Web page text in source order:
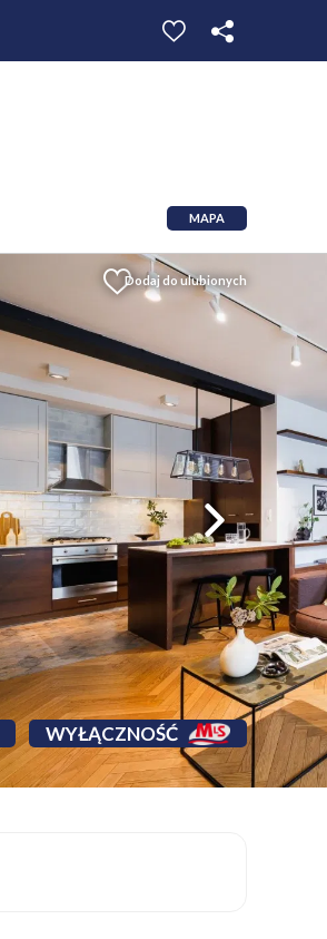
MAPA
WYŁĄCZNOŚĆ
Dodaj do ulubionych